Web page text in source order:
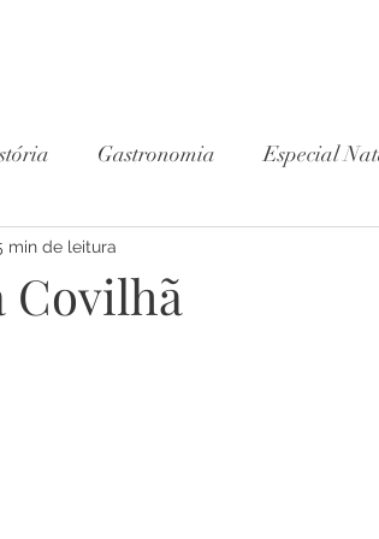
Gastronomia Especial
Covilhã
min de leitura